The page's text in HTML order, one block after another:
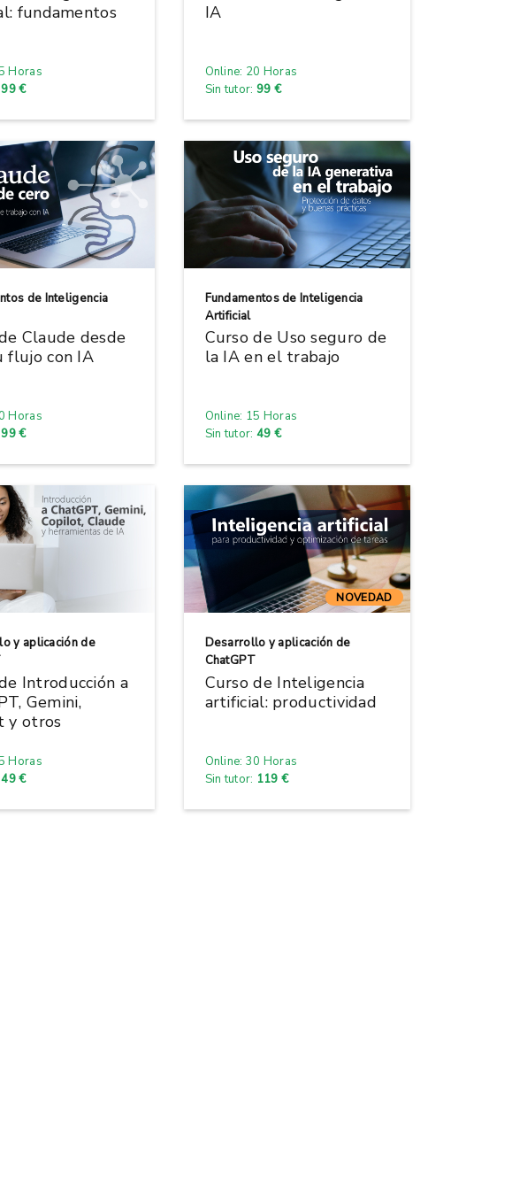
fundamentos
Horas
99 €
IA
Online: 20 Horas
Sin tutor: 99 €
de Inteligencia
Claude desde
flujo con IA
Horas
99 €
Fundamentos de Inteligencia
Artificial
Curso de Uso seguro de
la IA en el trabajo
Online: 15 Horas
Sin tutor: 49 €
y aplicación de
Introducción a
Gemini,
y otros
Horas
49 €
NOVEDAD
Desarrollo y aplicación de
ChatGPT
Curso de Inteligencia
artificial: productividad
Online: 30 Horas
Sin tutor: 119 €